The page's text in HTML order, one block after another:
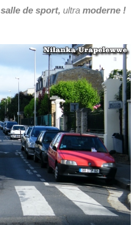
salle de sport, ultra moderne !